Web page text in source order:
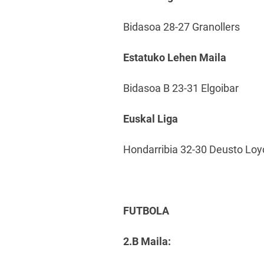
Bidasoa 28-27 Granollers
Estatuko Lehen Maila
Bidasoa B 23-31 Elgoibar
Euskal Liga
Hondarribia 32-30 Deusto
FUTBOLA
2.B Maila: